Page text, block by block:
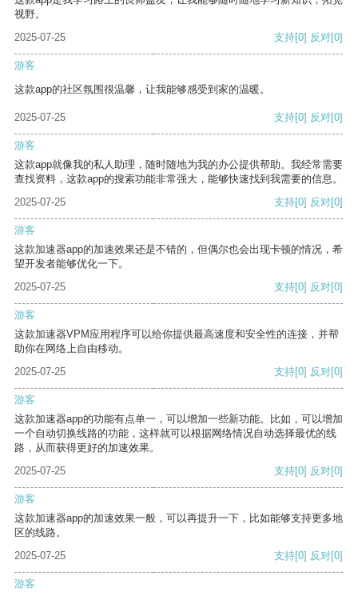
视野。
2025-07-25
支持[0] 反对[0]
游客
这款app的社区氛围很温馨，让我能够感受到家的温暖。
2025-07-25 支持[0] 反对[0]
游客
这款app就像我的私人助理，随时随地为我的办公提供帮助。我经常需要
查找资料，这款app的搜索功能非常强大，能够快速找到我需要的信息。
2025-07-25
支持[0] 反对[0]
游客
这款加速器app的加速效果还是不错的，但偶尔也会出现卡顿的情况，希
望开发者能够优化一下。
2025-07-25
支持[0] 反对[0]
游客
这款加速器VPM应用程序可以给你提供最高速度和安全性的连接，并帮
助你在网络上自由移动。
2025-07-25
支持[0] 反对[0]
游客
这款加速器app的功能有点单一，可以增加一些新功能。比如，可以增加
一个自动切换线路的功能，这样就可以根据网络情况自动选择最优的线
路，从而获得更好的加速效果。
2025-07-25
支持[0] 反对[0]
游客
这款加速器app的加速效果一般，可以再提升一下，比如能够支持更多地
区的线路。
2025-07-25
支持[0] 反对[0]
游客